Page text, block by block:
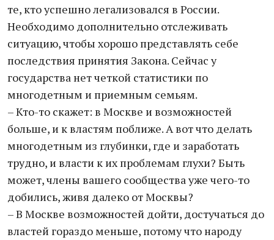
те, кто успешно легализовался в России.
Необходимо дополнительно отслеживать
ситуацию, чтобы хорошо представлять себе
последствия принятия Закона. Сейчас у
государства нет четкой статистики по
многодетным и приемным семьям.
– Кто-то скажет: в Москве и возможностей
больше, и к властям поближе. А вот что делать
многодетным из глубинки, где и заработать
трудно, и власти к их проблемам глухи? Быть
может, члены вашего сообщества уже чего-то
добились, живя далеко от Москвы?
– В Москве возможностей дойти, достучаться до
властей гораздо меньше, потому что народу